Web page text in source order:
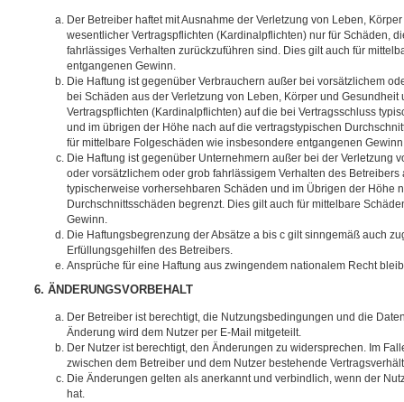
Der Betreiber haftet mit Ausnahme der Verletzung von Leben,
wesentlicher Vertragspflichten (Kardinalpflichten) nur für Schäden,
fahrlässiges Verhalten zurückzuführen sind. Dies gilt auch für
entgangenen Gewinn.
Die Haftung ist gegenüber Verbrauchern außer bei vorsätzlichem
bei Schäden aus der Verletzung von Leben, Körper und
Vertragspflichten (Kardinalpflichten) auf die bei Vertragsschluss
und im übrigen der Höhe nach auf die vertragstypischen
für mittelbare Folgeschäden wie insbesondere entgangenen
Die Haftung ist gegenüber Unternehmern außer bei der Verletzung
oder vorsätzlichem oder grob fahrlässigem Verhalten des Betreibers
typischerweise vorhersehbaren Schäden und im Übrigen der Höhe
Durchschnittsschäden begrenzt. Dies gilt auch für mittelbare
Gewinn.
Die Haftungsbegrenzung der Absätze a bis c gilt sinngemäß auch
Erfüllungsgehilfen des Betreibers.
Ansprüche für eine Haftung aus zwingendem nationalem Recht
6. ÄNDERUNGSVORBEHALT
Der Betreiber ist berechtigt, die Nutzungsbedingungen und die
Änderung wird dem Nutzer per E-Mail mitgeteilt.
Der Nutzer ist berechtigt, den Änderungen zu widersprechen. Im
zwischen dem Betreiber und dem Nutzer bestehende
Die Änderungen gelten als anerkannt und verbindlich, wenn der
hat.